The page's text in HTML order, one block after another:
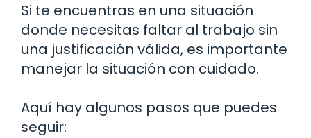
Si te encuentras en una situación
donde necesitas faltar al trabajo sin
una justificación válida, es importante
manejar la situación con cuidado.
Aquí hay algunos pasos que puedes
seguir: